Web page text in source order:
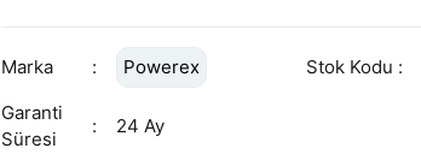
Marka Powerex Stok Kodu
Garanti
Süresi
24 Ay